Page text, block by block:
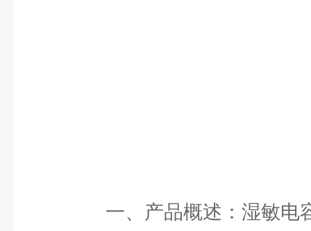
一、产品概述：湿敏电